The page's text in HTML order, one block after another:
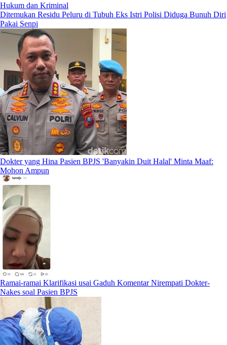
Hukum dan Kriminal
Ditemukan Residu Peluru di Tubuh Eks Istri Polisi Diduga Bunuh Diri
Pakai Senpi
Dokter yang Hina Pasien BPJS 'Banyakin Duit Halal' Minta Maaf:
Mohon Ampun
Ramai-ramai Klarifikasi usai Gaduh Komentar Nirempati Dokter-
Nakes soal Pasien BPJS